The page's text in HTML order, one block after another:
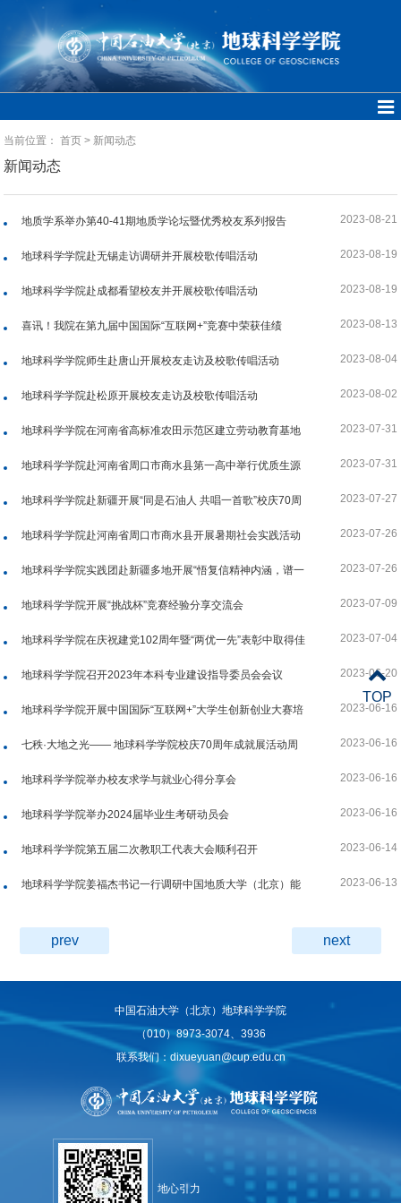
当前位置：首页 > 新闻动态
新闻动态
2023-08-21
地质学系举办第40-41期地质学论坛暨优秀校友系列报告
2023-08-19
地球科学学院赴无锡走访调研并开展校歌传唱活动
2023-08-19
地球科学学院赴成都看望校友并开展校歌传唱活动
2023-08-13
喜讯！我院在第九届中国国际“互联网+”竞赛中荣获佳绩
2023-08-04
地球科学学院师生赴唐山开展校友走访及校歌传唱活动
2023-08-02
地球科学学院赴松原开展校友走访及校歌传唱活动
2023-07-31
地球科学学院在河南省高标准农田示范区建立劳动教育基地
2023-07-31
地球科学学院赴河南省周口市商水县第一高中举行优质生源
2023-07-27
地球科学学院赴新疆开展“同是石油人 共唱一首歌”校庆70周
2023-07-26
地球科学学院赴河南省周口市商水县开展暑期社会实践活动
2023-07-26
地球科学学院实践团赴新疆多地开展“悟复信精神内涵，谱一
2023-07-09
地球科学学院开展“挑战杯”竞赛经验分享交流会
2023-07-04
地球科学学院在庆祝建党102周年暨“两优一先”表彰中取得佳
2023-06-20
地球科学学院召开2023年本科专业建设指导委员会会议
2023-06-16
地球科学学院开展中国国际“互联网+”大学生创新创业大赛培
2023-06-16
七秩·大地之光—— 地球科学学院校庆70周年成就展活动周
2023-06-16
地球科学学院举办校友求学与就业心得分享会
2023-06-16
地球科学学院举办2024届毕业生考研动员会
2023-06-14
地球科学学院第五届二次教职工代表大会顺利召开
2023-06-13
地球科学学院姜福杰书记一行调研中国地质大学（北京）能
prev next
中国石油大学（北京）地球科学学院
（010）8973-3074、3936
联系我们：dixueyuan@cup.edu.cn
地心引力
TOP